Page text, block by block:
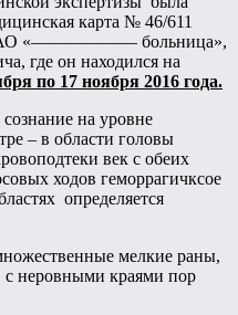
карта № 46/611
АО «—————— больница»,
он находился на
по 17 ноября 2016 года.
на уровне
– в области головы
век с обеих
ходов геморрагичксое
определяется
мелкие раны,
с неровными краями пор